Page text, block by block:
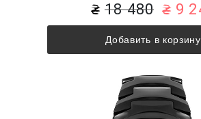
18 480 9
Добавить в корзину